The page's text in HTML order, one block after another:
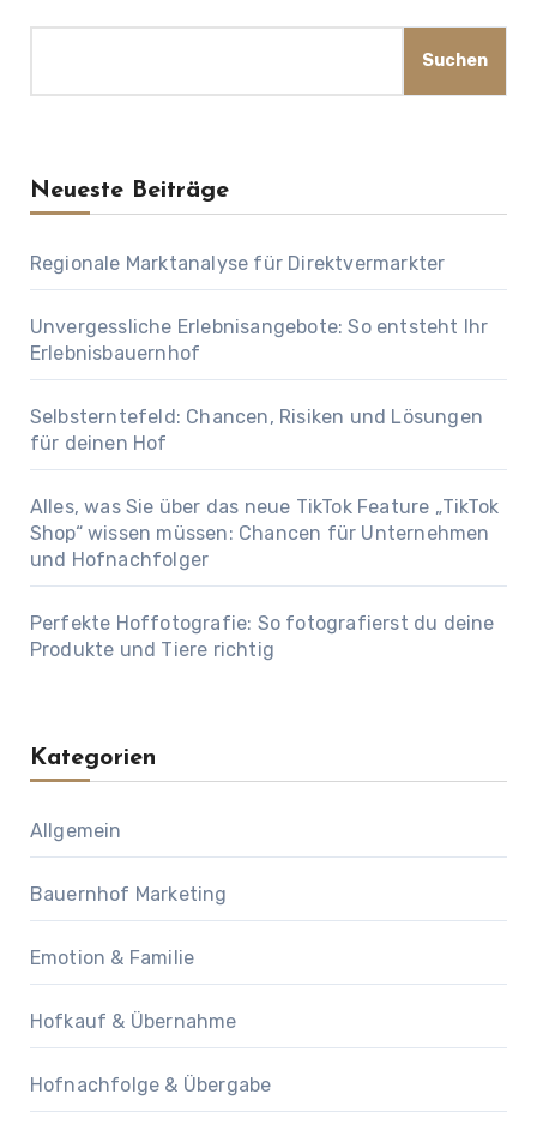
Suchen
Neueste Beiträge
Regionale Marktanalyse für Direktvermarkter
Unvergessliche Erlebnisangebote: So entsteht Ihr
Erlebnisbauernhof
Selbsterntefeld: Chancen, Risiken und Lösungen
für deinen Hof
Alles, was Sie über das neue TikTok Feature „TikTok
Shop“ wissen müssen: Chancen für Unternehmen
und Hofnachfolger
Perfekte Hoffotografie: So fotografierst du deine
Produkte und Tiere richtig
Kategorien
Allgemein
Bauernhof Marketing
Emotion & Familie
Hofkauf & Übernahme
Hofnachfolge & Übergabe